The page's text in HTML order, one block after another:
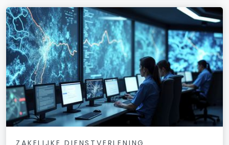
ZAKELIJKE DIENSTVERLENING